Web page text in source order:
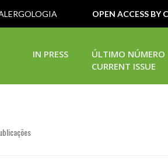
OPEN ACCESS BY
IN PRESS
ÚLTIMO NÚMERO
CURRENT ISSUE